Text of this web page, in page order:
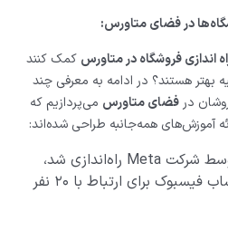
در فضای متاورس:
اندازی فروشگاه در متاورس کمک کنند
بهتر هستند؟ در ادامه به معرفی چند
درفضای متاورس می‌پردازیم که
آموزش‌های همه‌جانبه طراحی شده‌اند:
شرکت Meta راه‌اندازی شد،
کاربران را ملزم به داشتن حساب فیسبوک برای ارتباط با ۲۰ نفر